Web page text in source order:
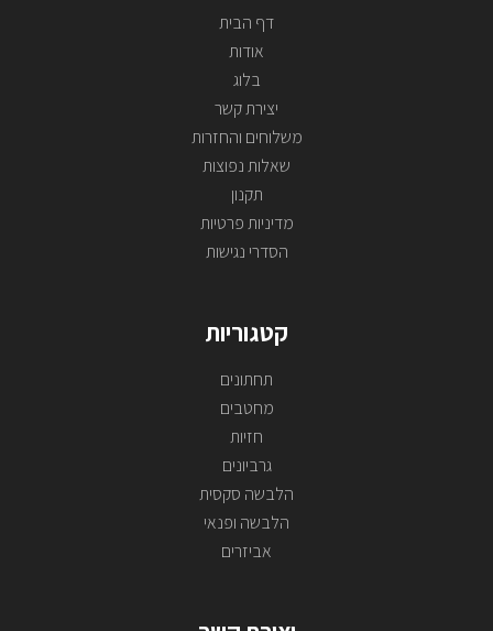
דף הבית
אודות
בלוג
יצירת קשר
משלוחים והחזרות
שאלות נפוצות
תקנון
מדיניות פרטיות
הסדרי נגישות
קטגוריות
תחתונים
מחטבים
חזיות
גרביונים
הלבשה סקסית
הלבשה ופנאי
אביזרים